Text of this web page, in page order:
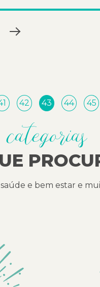
42 43 44 45
categorias
e bem estar e